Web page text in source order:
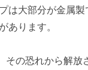
は大部分が金属
あります。
その恐れから解放